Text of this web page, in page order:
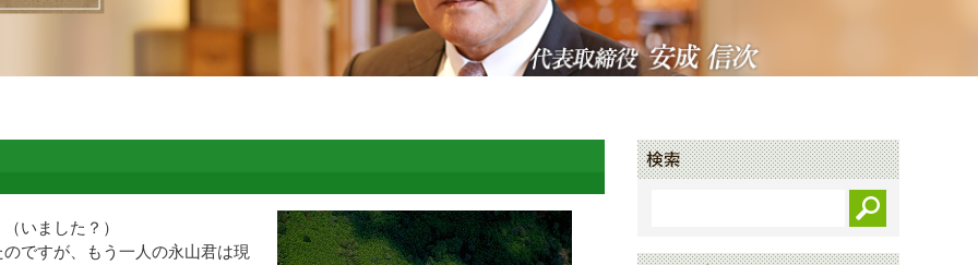
いました？）
ですが、もう一人の永山君は現